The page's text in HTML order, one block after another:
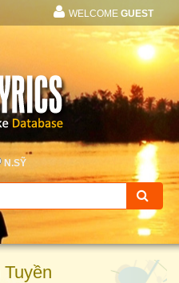
WELCOME GUEST
N.SỸ